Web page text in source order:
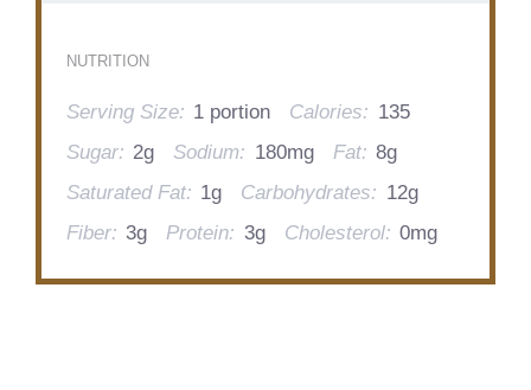
NUTRITION
Serving Size: 1 portion Calories: 135
Sugar: 2g Sodium: 180mg Fat: 8g
Saturated Fat: 1g Carbohydrates: 12g
Fiber: 3g Protein: 3g Cholesterol: 0mg